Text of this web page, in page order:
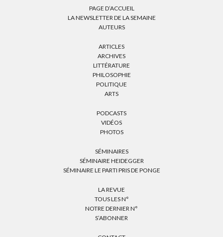
PAGE D’ACCUEIL
LA NEWSLETTER DE LA SEMAINE
AUTEURS
ARTICLES
ARCHIVES
LITTÉRATURE
PHILOSOPHIE
POLITIQUE
ARTS
PODCASTS
VIDÉOS
PHOTOS
SÉMINAIRES
SÉMINAIRE HEIDEGGER
SÉMINAIRE LE PARTI PRIS DE PONGE
LA REVUE
TOUS LES N°
NOTRE DERNIER N°
S’ABONNER